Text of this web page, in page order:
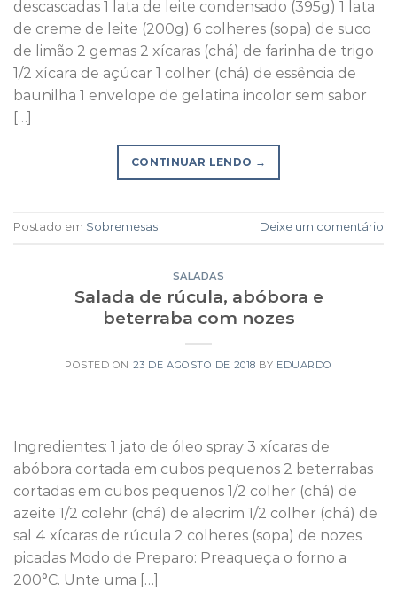
descascadas 1 lata de leite condensado (395g) 1 lata
de creme de leite (200g) 6 colheres (sopa) de suco
de limão 2 gemas 2 xícaras (chá) de farinha de trigo
1/2 xícara de açúcar 1 colher (chá) de essência de
baunilha 1 envelope de gelatina incolor sem sabor
[…]
CONTINUAR LENDO →
Postado em Sobremesas Deixe um comentário
SALADAS
Salada de rúcula, abóbora e
beterraba com nozes
POSTED ON 23 DE AGOSTO DE 2018 BY EDUARDO
Ingredientes: 1 jato de óleo spray 3 xícaras de
abóbora cortada em cubos pequenos 2 beterrabas
cortadas em cubos pequenos 1/2 colher (chá) de
azeite 1/2 colehr (chá) de alecrim 1/2 colher (chá) de
sal 4 xícaras de rúcula 2 colheres (sopa) de nozes
picadas Modo de Preparo: Preaqueça o forno a
200°C. Unte uma […]